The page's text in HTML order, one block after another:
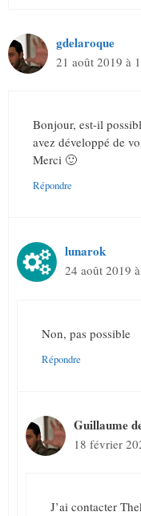
gdelaroque
21 août 2019 à
Bonjour, est-il
avez développé de
Merci 🙂
Répondre
lunarok
24 août 2019
Non, pas possible
Répondre
Guillaume
18 février
J’ai contacter